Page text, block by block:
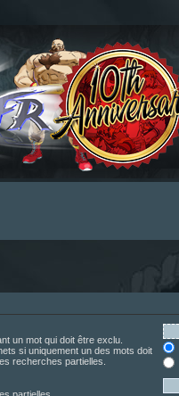
un mot qui doit être exclu.
si uniquement un des mots doit
recherches partielles.